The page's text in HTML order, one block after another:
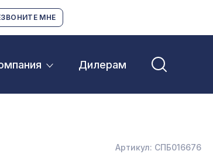
МНЕ
Дилерам
Артикул: СПБ016676